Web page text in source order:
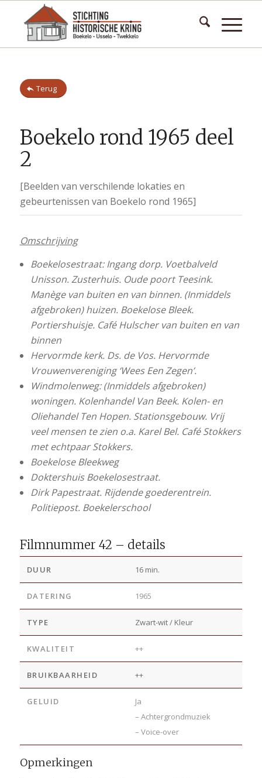
Terug
Boekelo rond 1965 deel
2
[Beelden van verschilende lokaties en
gebeurtenissen van Boekelo rond 1965]
Omschrijving
Boekelosestraat: Ingang dorp. Voetbalveld
Unisson. Zusterhuis. Oude poort Teesink.
Manège van buiten en van binnen. (Inmiddels
afgebroken) huizen. Boekelose Bleek.
Portiershuisje. Café Hulscher van buiten en van
binnen
Hervormde kerk. Ds. de Vos. Hervormde
Vrouwenvereniging ‘Wees Een Zegen’.
Windmolenweg: (Inmiddels afgebroken)
woningen. Kolenhandel Van Beek. Kolen- en
Oliehandel Ten Hopen. Stationsgebouw. Vrij
veel mensen te zien o.a. Karel Bel. Café Stokkers
met echtpaar Stokkers.
Boekelose Bleekweg
Doktershuis Boekelosestraat.
Dirk Papestraat. Rijdende goederentrein.
Politiepost. Boekelerschool
Filmnummer 42 – details
DUUR 16 min.
DATERING 1965
TYPE Zwart-wit / Kleur
KWALITEIT ++
BRUIKBAARHEID ++
GELUID
Ja
– Achtergrondmuziek
– Voice-over
Opmerkingen